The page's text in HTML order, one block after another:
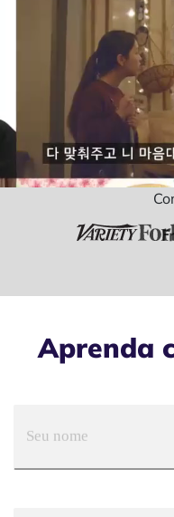
Aprenda
Seu nome